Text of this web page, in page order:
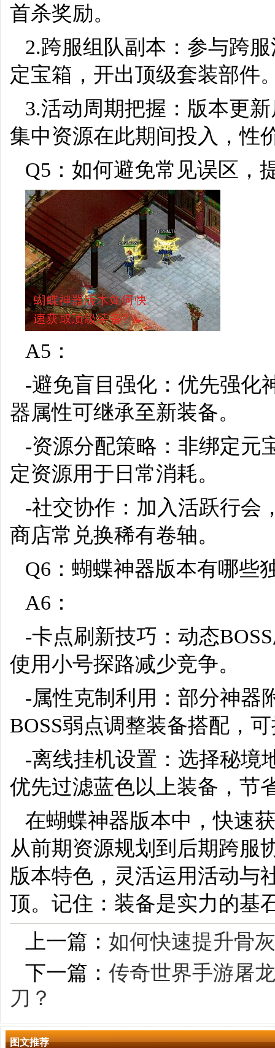
首杀奖励。
2.跨服组队副本：参与跨
定宝箱，开出顶级套装部件
3.活动周期把握：版本更
集中资源在此期间投入，性
Q5：如何避免常见误区，
A5：
-避免盲目强化：优先强化
器属性可继承至新装备。
-资源分配策略：非绑定元
定资源用于日常消耗。
-社交协作：加入活跃行会
商店常兑换稀有卷轴。
Q6：蝴蝶神器版本有哪些
A6：
-卡点刷新技巧：动态
使用小号探路减少竞争。
-属性克制利用：部分神器
BOSS弱点调整装备搭配，
-离线挂机设置：选择秘境
优先过滤蓝色以上装备，节
在蝴蝶神器版本中，快速
从前期资源规划到后期跨服
版本特色，灵活运用活动与
顶。记住：装备是实力的基
上一篇： 如何快速提升骨
下一篇： 传奇世界手游屠
刀？
图文推荐